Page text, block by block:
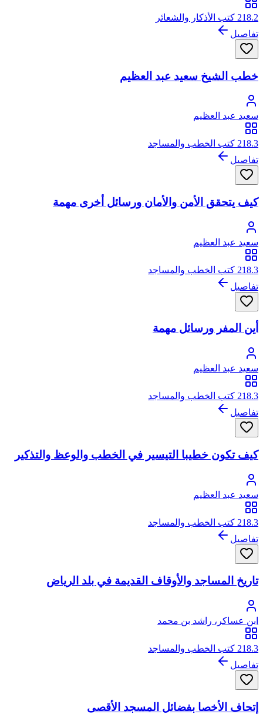
218.2 كتب الأذكار والشعائر
تفاصيل
خطب الشيخ سعيد عبد العظيم
سعيد عبد العظيم
218.3 كتب الخطب والمساجد
تفاصيل
كيف يتحقق الأمن والأمان ورسائل أخرى مهمة
سعيد عبد العظيم
218.3 كتب الخطب والمساجد
تفاصيل
أين المفر ورسائل مهمة
سعيد عبد العظيم
218.3 كتب الخطب والمساجد
تفاصيل
كيف تكون خطيبا التيسير في الخطب والوعظ والتذكير
سعيد عبد العظيم
218.3 كتب الخطب والمساجد
تفاصيل
تاريخ المساجد والأوقاف القديمة في بلد الرياض
ابن عساكر، راشد بن محمد
218.3 كتب الخطب والمساجد
تفاصيل
إتحاف الأخصا بفضائل المسجد الأقصى